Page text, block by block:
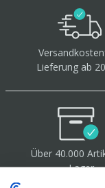
Lieferung ab
Über 40.000
Lager